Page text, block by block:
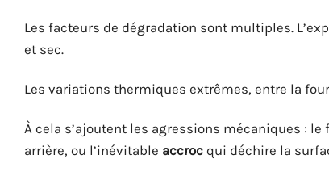
Les facteurs de dégradation sont multiples.
et sec.
Les variations thermiques extrêmes, entre la
À cela s’ajoutent les agressions mécaniques :
arrière, ou l’inévitable accroc qui déchire la